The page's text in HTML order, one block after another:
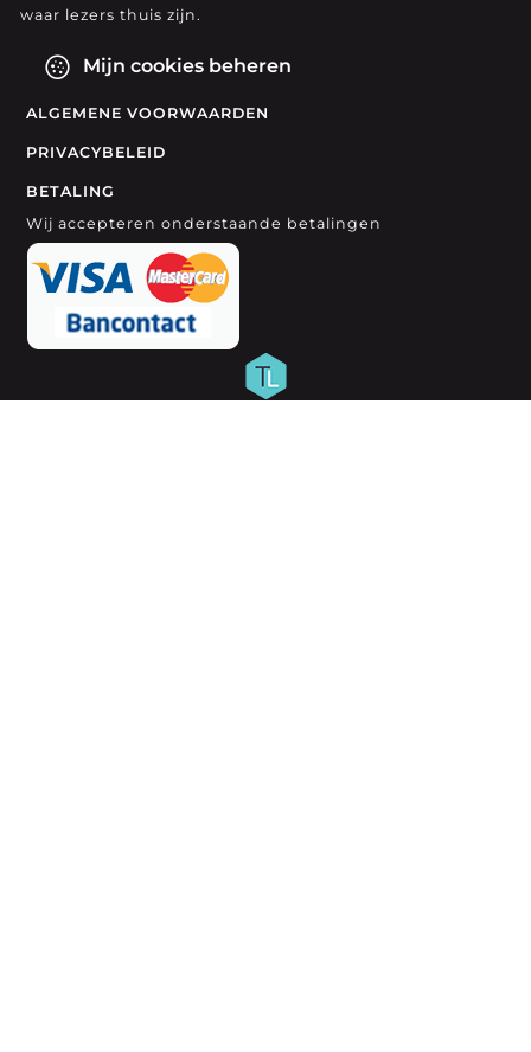
waar lezers thuis zijn.
Mijn cookies beheren
ALGEMENE VOORWAARDEN
PRIVACYBELEID
BETALING
Wij accepteren onderstaande betalingen